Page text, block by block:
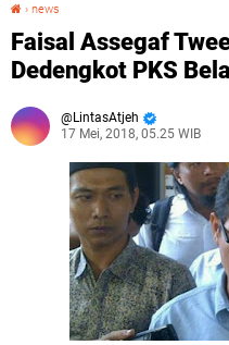
› news
Faisal Assegaf
Dedengkot PKS
LintasAtjeh
17 Mei, 2018, 05.25 WIB